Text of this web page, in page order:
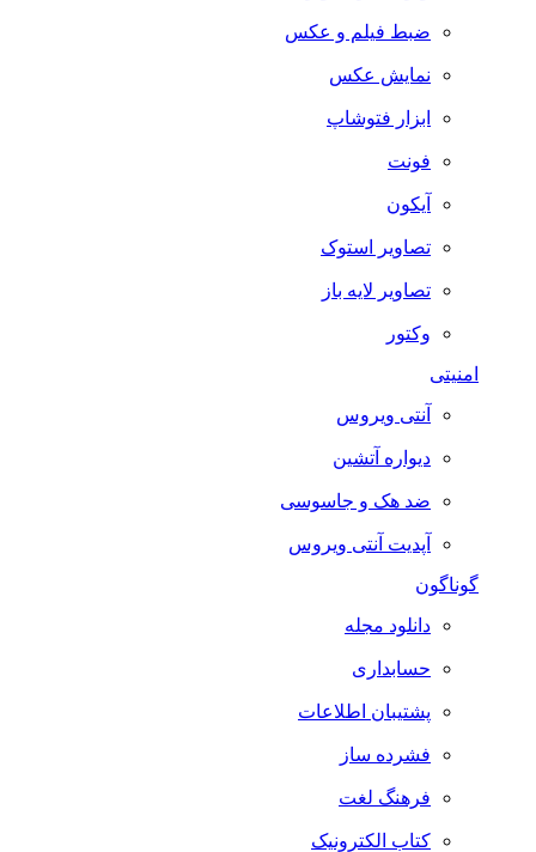
ضبط فيلم و عكس
نمایش عکس
ابزار فتوشاپ
فونت
آیکون
تصاویر استوک
تصاویر لایه باز
وکتور
امنیتی
آنتی ویروس
دیواره آتشین
ضد هک و جاسوسی
آپدیت آنتی ویروس
گوناگون
دانلود مجله
حسابداری
پشتیبان اطلاعات
فشرده ساز
فرهنگ لغت
کتاب الکترونیک